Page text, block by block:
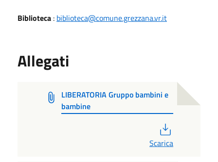
Biblioteca : biblioteca@comune.grezzana.vr.it
Allegati
LIBERATORIA Gruppo bambini e
bambine
Scarica